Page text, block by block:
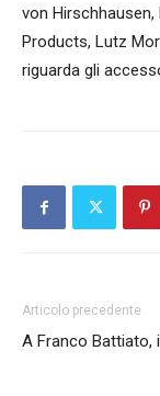
von Hirschhausen,
Products, Lutz
riguarda gli
Articolo precedente
A Franco Battiato,